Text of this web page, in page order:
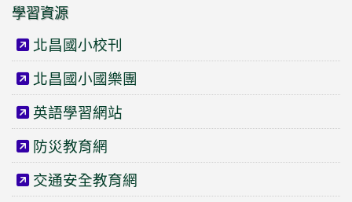
學習資源
北昌國小校刊
北昌國小國樂團
英語學習網站
防災教育網
交通安全教育網